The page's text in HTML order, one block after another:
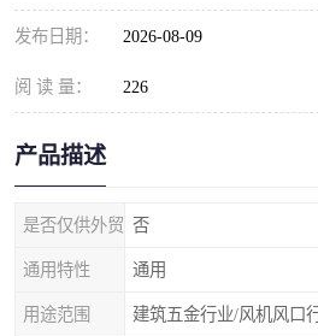
发布日期： 2026-08-09
阅 读 量： 226
产品描述
是否仅供外贸 否
通用特性 通用
用途范围 建筑五金行业/风机风口